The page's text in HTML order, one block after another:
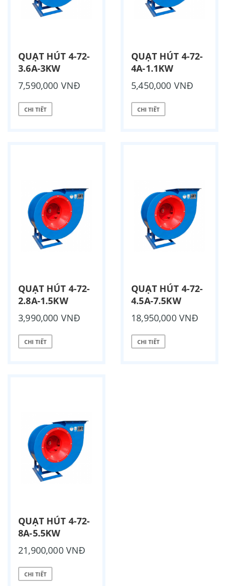
QUẠT HÚT 4-72-
3.6A-3KW
7,590,000 VNĐ
CHI TIẾT
QUẠT HÚT 4-72-
4A-1.1KW
5,450,000 VNĐ
CHI TIẾT
QUẠT HÚT 4-72-
2.8A-1.5KW
3,990,000 VNĐ
CHI TIẾT
QUẠT HÚT 4-72-
4.5A-7.5KW
18,950,000 VNĐ
CHI TIẾT
QUẠT HÚT 4-72-
8A-5.5KW
21,900,000 VNĐ
CHI TIẾT